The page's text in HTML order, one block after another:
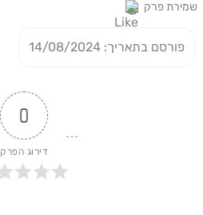
שמירת פרק
פורסם בתאריך: 14/08/2024
0
דירוג הפרק